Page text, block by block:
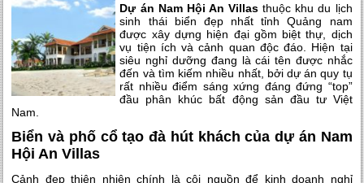
Dự án Nam Hội An Villas thuộc khu du lịch
sinh thái biển đẹp nhất tỉnh Quảng nam
được xây dựng hiện đại gồm biệt thự, dịch
vụ tiện ích và cảnh quan độc đáo. Hiện tại
siêu nghỉ dưỡng đang là cái tên được nhắc
đến và tìm kiếm nhiều nhất, bởi dự án quy tụ
rất nhiều điểm sáng xứng đáng đứng “top”
đầu phân khúc bất động sản đầu tư Việt
Nam.
Biển và phố cổ tạo đà hút khách của dự án Nam
Hội An Villas
Cảnh đẹp thiên nhiên chính là cội nguồn để kinh doanh nghỉ